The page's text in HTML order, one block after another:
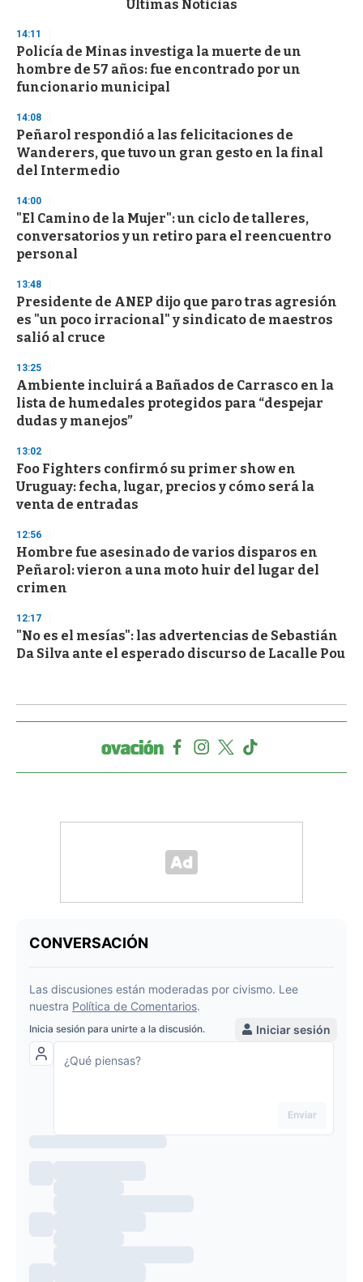
d
s
o
f
3
s
e
c
o
n
Últimas Noticias
14:11
Policía de Minas investiga la muerte de un
hombre de 57 años: fue encontrado por un
funcionario municipal
14:08
Peñarol respondió a las felicitaciones de
Wanderers, que tuvo un gran gesto en la final
del Intermedio
14:00
"El Camino de la Mujer": un ciclo de talleres,
conversatorios y un retiro para el reencuentro
personal
13:48
Presidente de ANEP dijo que paro tras agresión
es "un poco irracional" y sindicato de maestros
salió al cruce
13:25
Ambiente incluirá a Bañados de Carrasco en la
lista de humedales protegidos para “despejar
dudas y manejos”
13:02
Foo Fighters confirmó su primer show en
Uruguay: fecha, lugar, precios y cómo será la
venta de entradas
12:56
Hombre fue asesinado de varios disparos en
Peñarol: vieron a una moto huir del lugar del
crimen
12:17
"No es el mesías": las advertencias de Sebastián
Da Silva ante el esperado discurso de Lacalle Pou